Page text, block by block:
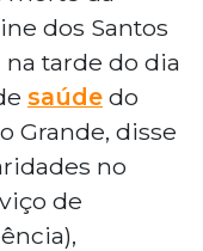
dos Santos
na tarde do dia
saúde do
Grande, disse
no
de